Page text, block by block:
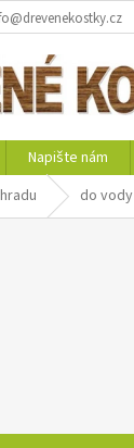
Napište nám
do vody